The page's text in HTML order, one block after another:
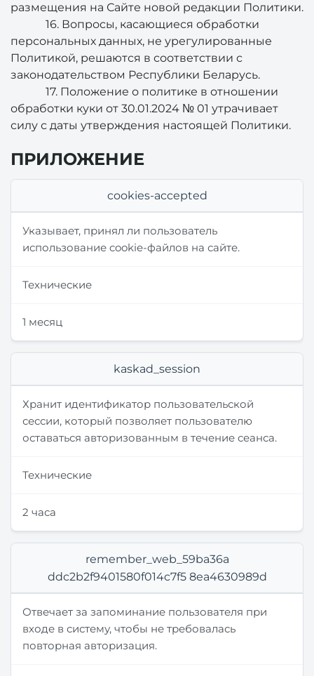
размещения на Сайте новой редакции Политики.
16. Вопросы, касающиеся обработки
персональных данных, не урегулированные
Политикой, решаются в соответствии с
законодательством Республики Беларусь.
17. Положение о политике в отношении
обработки куки от 30.01.2024 № 01 утрачивает
силу с даты утверждения настоящей Политики.
ПРИЛОЖЕНИЕ
cookies-accepted
Указывает, принял ли пользователь
использование cookie-файлов на сайте.
Технические
1 месяц
kaskad_session
Хранит идентификатор пользовательской
сессии, который позволяет пользователю
оставаться авторизованным в течение сеанса.
Технические
2 часа
remember_web_59ba36a
ddc2b2f9401580f014c7f5 8ea4630989d
Отвечает за запоминание пользователя при
входе в систему, чтобы не требовалась
повторная авторизация.